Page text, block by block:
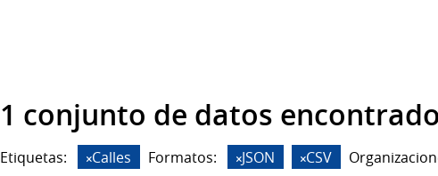
1 conjunto de datos encontrado
Etiquetas: Calles Formatos: JSON CSV